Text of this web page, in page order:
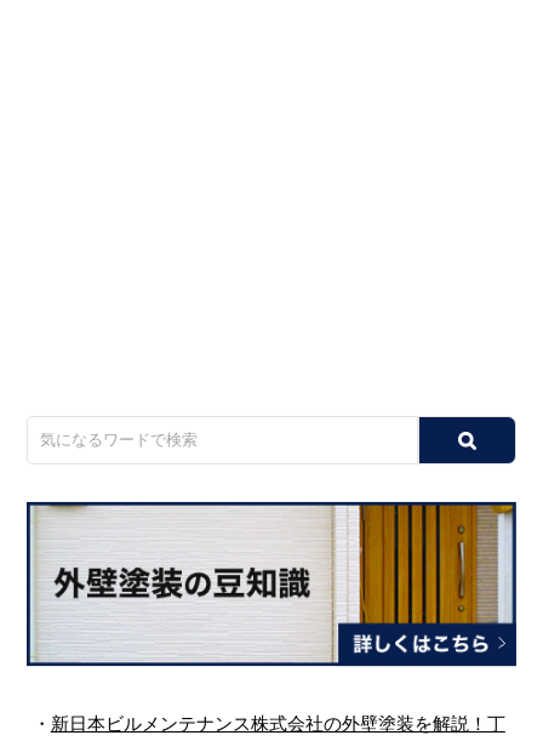
・ 新日本ビルメンテナンス株式会社の外壁塗装を解説！丁